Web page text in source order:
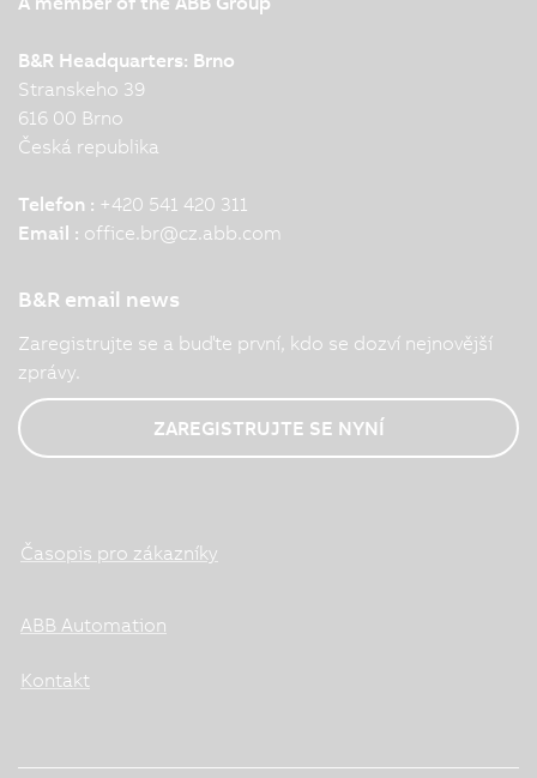
B&R Headquarters: Brno
Stranskeho 39
616 00 Brno
Česká republika
Telefon : +420 541 420 311
Email : office.br@cz.abb.com
B&R email news
Zaregistrujte se a buďte první, kdo se dozví nejnovější
zprávy.
ZAREGISTRUJTE SE NYNÍ
Časopis pro zákazníky
ABB Automation
Kontakt